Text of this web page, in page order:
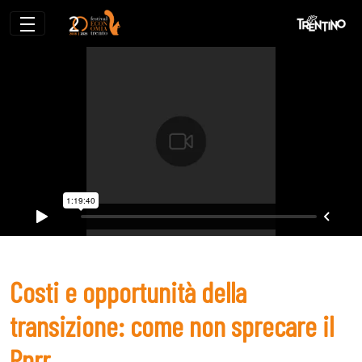
Costi e opportunità della transizione:
Costi e opportunità della
transizione: come non sprecare il